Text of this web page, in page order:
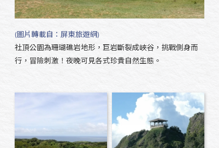
(圖片轉載自：屏東旅遊網)
社頂公園為珊瑚礁岩地形，巨岩斷裂成峽谷，挑戰側身而
行，冒險刺激！夜晚可見各式珍貴自然生態。